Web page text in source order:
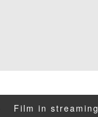
Film in streaming